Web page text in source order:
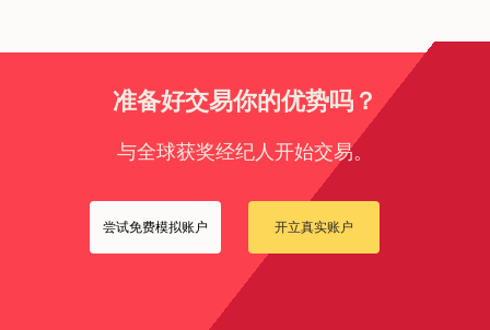
准备好交易你的优势吗？
与全球获奖经纪人开始交易。
尝试免费模拟账户 开立真实账户